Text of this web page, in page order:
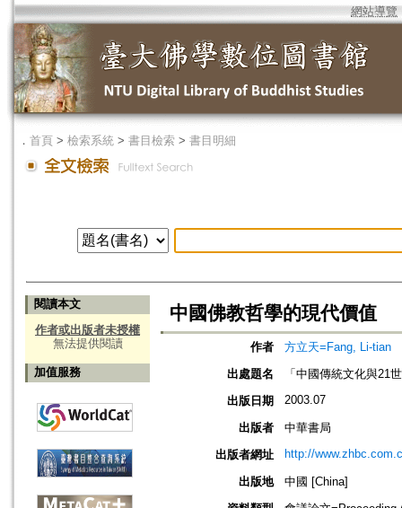
網站導覽
． 首頁 > 檢索系統 > 書目檢索 > 書目明細
閱讀本文
作者或出版者未授權
無法提供閱讀
加值服務
中國佛教哲學的現代價值
作者
方立天=Fang, Li-tian
出處題名
「中國傳統文化與21
出版日期
2003.07
出版者
中華書局
出版者網址
http://
出版地
中國 [China]